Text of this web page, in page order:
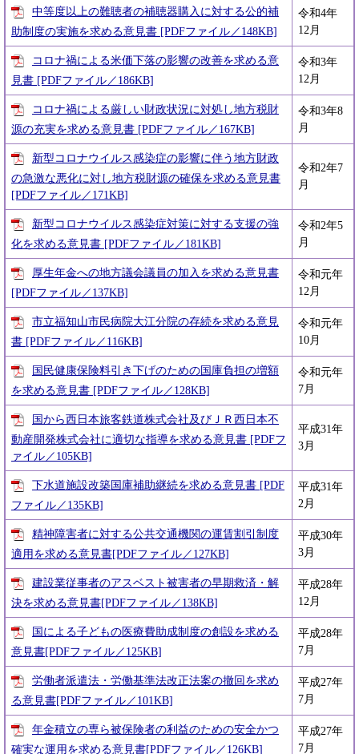
中等度以上の難聴者の補聴器購入に対する公的補
助制度の実施を求める意見書 [PDFファイル／148KB]
令和4年
12月
コロナ禍による米価下落の影響の改善を求める意
見書 [PDFファイル／186KB]
令和3年
12月
コロナ禍による厳しい財政状況に対処し地方税財
源の充実を求める意見書 [PDFファイル／167KB]
令和3年8
月
新型コロナウイルス感染症の影響に伴う地方財政
の急激な悪化に対し地方税財源の確保を求める意見書
[PDFファイル／171KB]
令和2年7
月
新型コロナウイルス感染症対策に対する支援の強
化を求める意見書 [PDFファイル／181KB]
令和2年5
月
厚生年金への地方議会議員の加入を求める意見書
[PDFファイル／137KB]
令和元年
12月
市立福知山市民病院大江分院の存続を求める意見
書 [PDFファイル／116KB]
令和元年
10月
国民健康保険料引き下げのための国庫負担の増額
を求める意見書 [PDFファイル／128KB]
令和元年
7月
国から西日本旅客鉄道株式会社及びＪＲ西日本不
動産開発株式会社に適切な指導を求める意見書 [PDFフ
ァイル／105KB]
平成31年
3月
下水道施設改築国庫補助継続を求める意見書 [PDF
ファイル／135KB]
平成31年
2月
精神障害者に対する公共交通機関の運賃割引制度
適用を求める意見書[PDFファイル／127KB]
平成30年
3月
建設業従事者のアスベスト被害者の早期救済・解
決を求める意見書[PDFファイル／138KB]
平成28年
12月
国による子どもの医療費助成制度の創設を求める
意見書[PDFファイル／125KB]
平成28年
7月
労働者派遣法・労働基準法改正法案の撤回を求め
る意見書[PDFファイル／101KB]
平成27年
7月
年金積立の専ら被保険者の利益のための安全かつ
確実な運用を求める意見書[PDFファイル／126KB]
平成27年
7月